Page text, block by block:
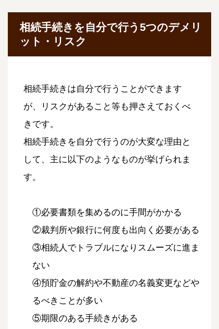
相続手続きを自分で行う5つのデメリ
ット・リスク
相続手続きは自分で行うことができます
が、リスクがあること等も押さえておくべ
きです。
相続手続きを自分で行うのが大変な理由と
して、主に以下のようなものが挙げられま
す。
①必要書類を集めるのに手間がかかる
②裁判所や銀行に何度も出向く必要がある
③相続人でトラブルになりスムーズに進ま
ない
④預貯金の解約や不動産の名義変更などや
るべきことが多い
⑤期限のある手続きがある